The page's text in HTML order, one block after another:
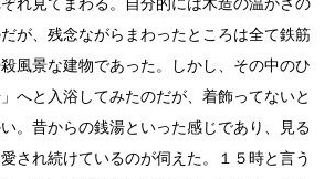
が、残念ながらまわったところは全て鉄筋
風景な建物であった。しかし、その中のひ
へと入浴してみたのだが、着飾ってないと
。昔からの銭湯といった感じであり、見る
され続けているのが伺えた。１５時と言う